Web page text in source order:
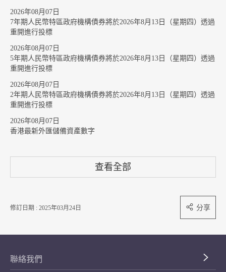
2026年08月07日
7年期人民幣特區政府機構債券將於2026年8月13日（星期四）透過
重開進行投標
2026年08月07日
5年期人民幣特區政府機構債券將於2026年8月13日（星期四）透過
重開進行投標
2026年08月07日
2年期人民幣特區政府機構債券將於2026年8月13日（星期四）透過
重開進行投標
2026年08月07日
香港最新外匯儲備資產數字
查看全部
修訂日期 : 2025年03月24日 分享
聯絡我們